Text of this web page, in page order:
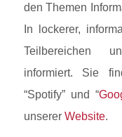
den Themen
In lockerer,
Teilbereichen
informiert. Sie
“Spotify” und “
unserer Website.